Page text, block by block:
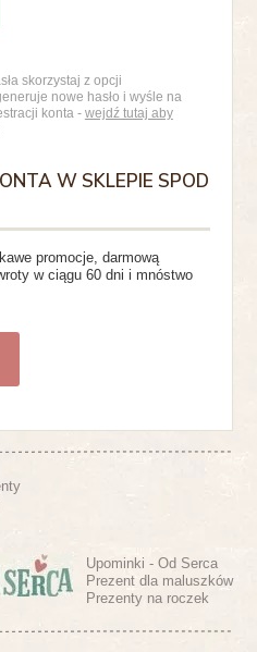
skorzystaj z opcji
nowe hasło i wyśle na
konta - wejdź tutaj aby
W SKLEPIE SPOD
promocje, darmową
w ciągu 60 dni i mnóstwo
Upominki - Od Serca
Prezent dla maluszków
Prezenty na roczek